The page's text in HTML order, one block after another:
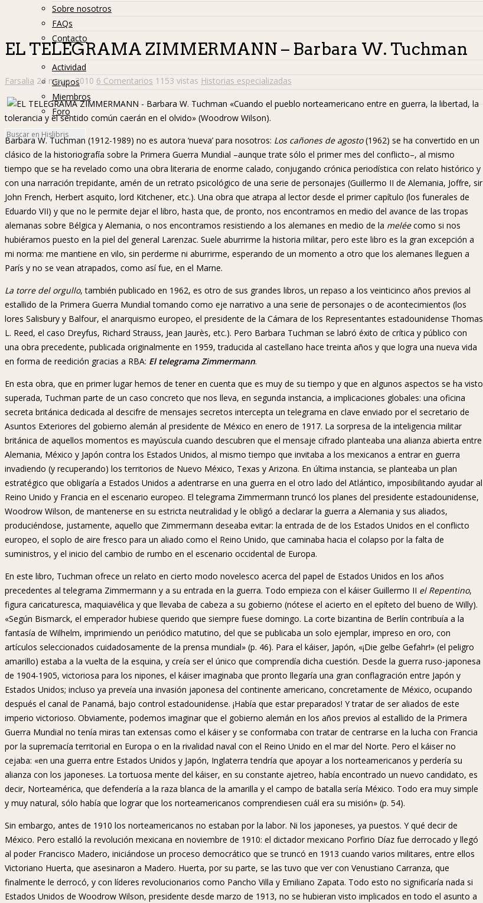
Sobre nosotros
FAQs
Contacto
Hislibreños
Actividad
Grupos
Miembros
Foro
EL TELEGRAMA ZIMMERMANN – Barbara W. Tuchman
Farsalia 24 mayo, 2010 6 Comentarios 1153 vistas Historias especializadas
«Cuando el pueblo norteamericano entre en guerra, la libertad, la
tolerancia y el sentido común caerán en el olvido» (Woodrow Wilson).
Barbara W. Tuchman (1912-1989) no es autora ‘nueva’ para nosotros: Los cañones de agosto(1962) se ha convertido en un
clásico de la historiografía sobre la Primera Guerra Mundial –aunque trate sólo el primer mes del conflicto–, al mismo
tiempo que se ha revelado como una obra literaria de enorme calado, conjugando crónica periodística con relato histórico y
con una narración trepidante, amén de un retrato psicológico de una serie de personajes (Guillermo II de Alemania, Joffre, sir
John French, Herbert asquito, lord Kitchener, etc.). Una obra que atrapa al lector desde el primer capítulo (los funerales de
Eduardo VII) y que no le permite dejar el libro, hasta que, de pronto, nos encontramos en medio del avance de las tropas
alemanas sobre Bélgica y Alemania, o nos encontramos resistiendo a los alemanes en medio de la meléecomo si nos
hubiéramos puesto en la piel del general Larenzac. Suele aburrirme la historia militar, pero este libro es la gran excepción a
mi norma: me mantiene en vilo, sin perderme ni aburrirme, esperando de un momento a otro que los alemanes lleguen a
París y no se vean atrapados, como así fue, en el Marne.
La torre del orgullo, también publicado en 1962, es otro de sus grandes libros, un repaso a los veinticinco años previos al
estallido de la Primera Guerra Mundial tomando como eje narrativo a una serie de personajes o de acontecimientos (los
lores Salisbury y Balfour, el anarquismo europeo, el presidente de la Cámara de los Representantes estadounidense Thomas
L. Reed, el caso Dreyfus, Richard Strauss, Jean Jaurès, etc.). Pero Barbara Tuchman se labró éxito de crítica y público con
una obra precedente, publicada originalmente en 1959, traducida al castellano hace treinta años y que logra una nueva vida
en forma de reedición gracias a RBA: El telegrama Zimmermann.
En esta obra, que en primer lugar hemos de tener en cuenta que es muy de su tiempo y que en algunos aspectos se ha visto
superada, Tuchman parte de un caso concreto que nos lleva, en segunda instancia, a implicaciones globales: una oficina
secreta británica dedicada al descifre de mensajes secretos intercepta un telegrama en clave enviado por el secretario de
Asuntos Exteriores del gobierno alemán al presidente de México en enero de 1917. La sorpresa de la inteligencia militar
británica de aquellos momentos es mayúscula cuando descubren que el mensaje cifrado planteaba una alianza abierta entre
Alemania, México y Japón contra los Estados Unidos, al mismo tiempo que invitaba a los mexicanos a entrar en guerra
invadiendo (y recuperando) los territorios de Nuevo México, Texas y Arizona. En última instancia, se planteaba un plan
estratégico que obligaría a Estados Unidos a adentrarse en una guerra en el otro lado del Atlántico, imposibilitando ayudar al
Reino Unido y Francia en el escenario europeo. El telegrama Zimmermann truncó los planes del presidente estadounidense,
Woodrow Wilson, de mantenerse en su estricta neutralidad y le obligó a declarar la guerra a Alemania y sus aliados,
produciéndose, justamente, aquello que Zimmermann deseaba evitar: la entrada de de los Estados Unidos en el conflicto
europeo, el soplo de aire fresco para un aliado como el Reino Unido, que caminaba hacia el colapso por la falta de
suministros, y el inicio del cambio de rumbo en el escenario occidental de Europa.
En este libro, Tuchman ofrece un relato en cierto modo novelesco acerca del papel de Estados Unidos en los años
precedentes al telegrama Zimmermann y a su entrada en la guerra. Todo empieza con el káiser Guillermo II el Repentino,
figura caricaturesca, maquiavélica y que llevaba de cabeza a su gobierno (nótese el acierto en el epíteto del bueno de Willy).
«Según Bismarck, el emperador hubiese querido que siempre fuese domingo. La corte bizantina de Berlín contribuía a la
fantasía de Wilhelm, imprimiendo un periódico matutino, del que se publicaba un solo ejemplar, impreso en oro, con
artículos seleccionados cuidadosamente de la prensa mundial» (p. 46). Para el káiser, Japón, «¡Die gelbe Gefahr!» (el peligro
amarillo) estaba a la vuelta de la esquina, y creía ser el único que comprendía dicha cuestión. Desde la guerra ruso-japonesa
de 1904-1905, victoriosa para los nipones, el káiser imaginaba que pronto llegaría una gran conflagración entre Japón y
Estados Unidos; incluso ya preveía una invasión japonesa del continente americano, concretamente de México, ocupando
después el canal de Panamá, bajo control estadounidense. ¡Había que estar preparados! Y tratar de ser aliados de este
imperio victorioso. Obviamente, podemos imaginar que el gobierno alemán en los años previos al estallido de la Primera
Guerra Mundial no tenía miras tan extensas como el káiser y se conformaba con tratar de centrarse en la lucha con Francia
por la supremacía territorial en Europa o en la rivalidad naval con el Reino Unido en el mar del Norte. Pero el káiser no
cejaba: «en una guerra entre Estados Unidos y Japón, Inglaterra tendría que apoyar a los norteamericanos y perdería su
alianza con los japoneses. La tortuosa mente del káiser, en su constante ajetreo, había encontrado un nuevo candidato, es
decir, Norteamérica, que defendería a la raza blanca de la amarilla y el campo de batalla sería México. Todo era muy simple
y muy natural, sólo había que lograr que los norteamericanos comprendiesen cuál era su misión» (p. 54).
Sin embargo, antes de 1910 los norteamericanos no estaban por la labor. Ni los japoneses, ya puestos. Y qué decir de
México. Pero estalló la revolución mexicana en noviembre de 1910: el dictador mexicano Porfirio Díaz fue derrocado y llegó
al poder Francisco Madero, iniciándose un proceso democrático que se truncó en 1913 cuando varios militares, entre ellos
Victoriano Huerta, que asesinaron a Madero. Huerta, por su parte, se las tuvo que ver con Venustiano Carranza, que
finalmente le derrocó, y con líderes revolucionarios como Pancho Villa y Emiliano Zapata. Todo esto no significaría nada si
Estados Unidos de Woodrow Wilson, presidente desde marzo de 1913, no se hubieran visto implicados en todo el asunto a